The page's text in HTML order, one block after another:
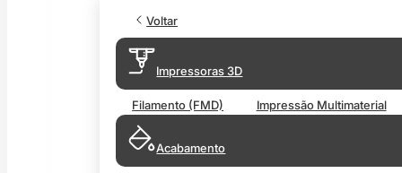
Voltar
Impressoras 3D
Filamento (FMD) Impressão Multimaterial
Acabamento